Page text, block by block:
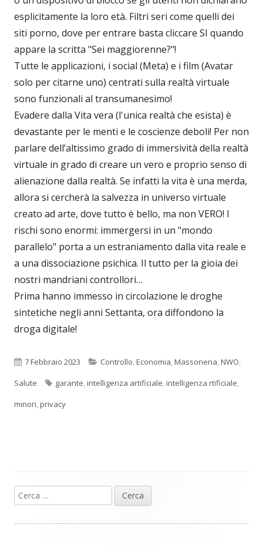
esplicitamente la loro età. Filtri seri come quelli dei
siti porno, dove per entrare basta cliccare SI quando
appare la scritta "Sei maggiorenne?"!
Tutte le applicazioni, i social (Meta) e i film (Avatar
solo per citarne uno) centrati sulla realtà virtuale
sono funzionali al transumanesimo!
Evadere dalla Vita vera (l'unica realtà che esista) è
devastante per le menti e le coscienze deboli! Per non
parlare dell’altissimo grado di immersività della realtà
virtuale in grado di creare un vero e proprio senso di
alienazione dalla realtà. Se infatti la vita è una merda,
allora si cercherà la salvezza in universo virtuale
creato ad arte, dove tutto è bello, ma non VERO! I
rischi sono enormi: immergersi in un "mondo
parallelo" porta a un estraniamento dalla vita reale e
a una dissociazione psichica. Il tutto per la gioia dei
nostri mandriani controllori…
Prima hanno immesso in circolazione le droghe
sintetiche negli anni Settanta, ora diffondono la
droga digitale!
Pubblicato
7 Febbraio 2023 Categorie
Controllo,Economia,Massoneria,NWO,
Salute
Tag
garante,intelligenza artificiale,intelligenza rtificiale,
minori,privacy
Barra
laterale
Ricerca
per: